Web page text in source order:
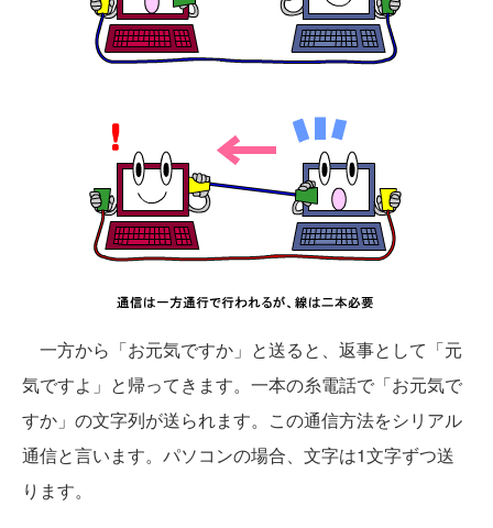
一方から「お元気ですか」と送ると、返事として「元
気ですよ」と帰ってきます。一本の糸電話で「お元気で
すか」の文字列が送られます。この通信方法をシリアル
通信と言います。パソコンの場合、文字は1文字ずつ送
ります。